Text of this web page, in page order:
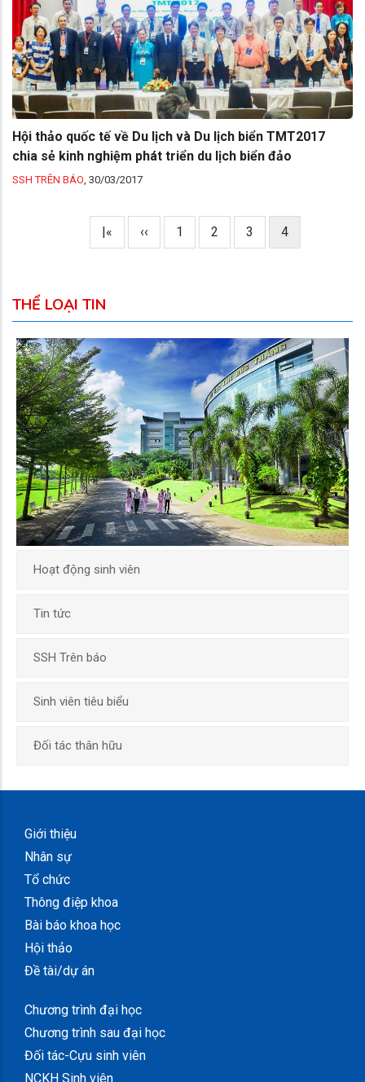
Hội thảo quốc tế về Du lịch và Du lịch biển TMT2017
chia sẻ kinh nghiệm phát triển du lịch biển đảo
SSH TRÊN BÁO 30/03/2017
First
|«
Trang
‹‹ Trang
1 Trang
2 Trang
3
Trang
4
THỂ LOẠI TIN
Hoạt động sinh viên
Tin tức
SSH Trên báo
Sinh viên tiêu biểu
Đối tác thân hữu
Giới thiệu
Nhân sự
Tổ chức
Thông điệp khoa
Bài báo khoa học
Hội thảo
Đề tài/dự án
Chương trình đại học
Chương trình sau đại học
Đối tác-Cựu sinh viên
NCKH Sinh viên